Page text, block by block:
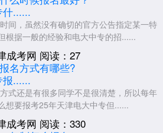
生一样，全程在家即可完成报名、学
无需到天津。
报名入口?
名的地点在哪的最终确认需以官方简章
有意向的考生做好以下准备：
、证件照的电子版
一次官网“招生专栏”的更新
指引线上报名即可。如有疑问，可拨打
什......
间，虽然没有确切的官方公告指定某一特
根据一般的经验和电大中专的招......
成考网 阅读：27
报......
式还是有很多同学不是很清楚，所以每年
想要报考25年天津电大中专但......
成考网 阅读：330